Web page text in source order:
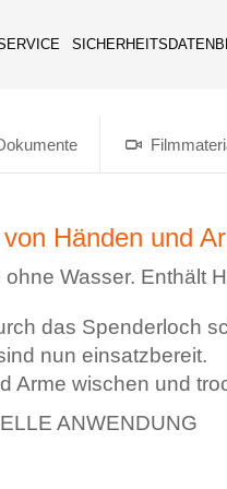
Händen und
Wasser. Enthält
das Spenderloch
nun einsatzbereit.
Arme wischen und
ANWENDUNG